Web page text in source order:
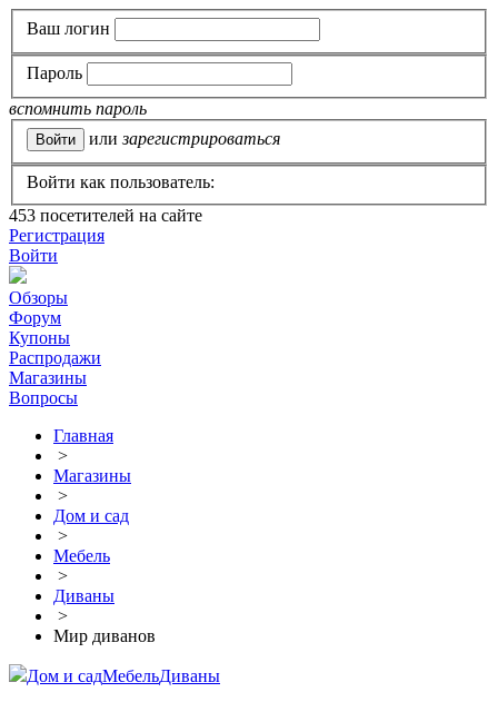
Ваш логин
Пароль
вспомнить пароль
или зарегистрироваться
Войти как пользователь:
453 посетителей на сайте
Регистрация
Войти
Обзоры
Форум
Купоны
Распродажи
Магазины
Вопросы
Главная
>
Магазины
>
Дом и сад
>
Мебель
>
Диваны
>
Мир диванов
Дом и садМебельДиваны